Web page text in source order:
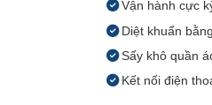
Vận hành cực
Diệt khuẩn
Sấy khô quần
Kết nối điện